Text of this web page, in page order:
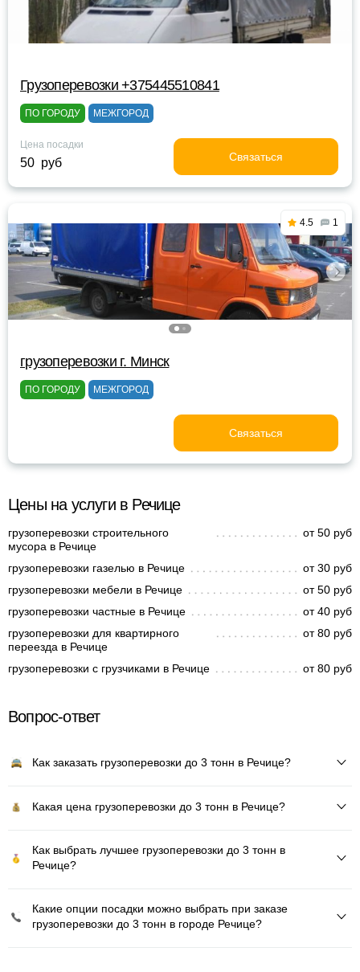
Грузоперевозки +375445510841
ПО ГОРОДУ МЕЖГОРОД
Цена посадки
50 руб Связаться
4.5 1
грузоперевозки г. Минск
ПО ГОРОДУ МЕЖГОРОД
Связаться
Цены на услуги в Речице
грузоперевозки строительного
мусора в Речице
от 50 руб
грузоперевозки газелью в Речице
от 30 руб
грузоперевозки мебели в Речице
от 50 руб
грузоперевозки частные в Речице
от 40 руб
грузоперевозки для квартирного
переезда в Речице
от 80 руб
грузоперевозки с грузчиками в Речице от 80 руб
Вопрос-ответ
Как заказать грузоперевозки до 3 тонн в Речице?
Какая цена грузоперевозки до 3 тонн в Речице?
Как выбрать лучшее грузоперевозки до 3 тонн в
Речице?
Какие опции посадки можно выбрать при заказе
грузоперевозки до 3 тонн в городе Речице?